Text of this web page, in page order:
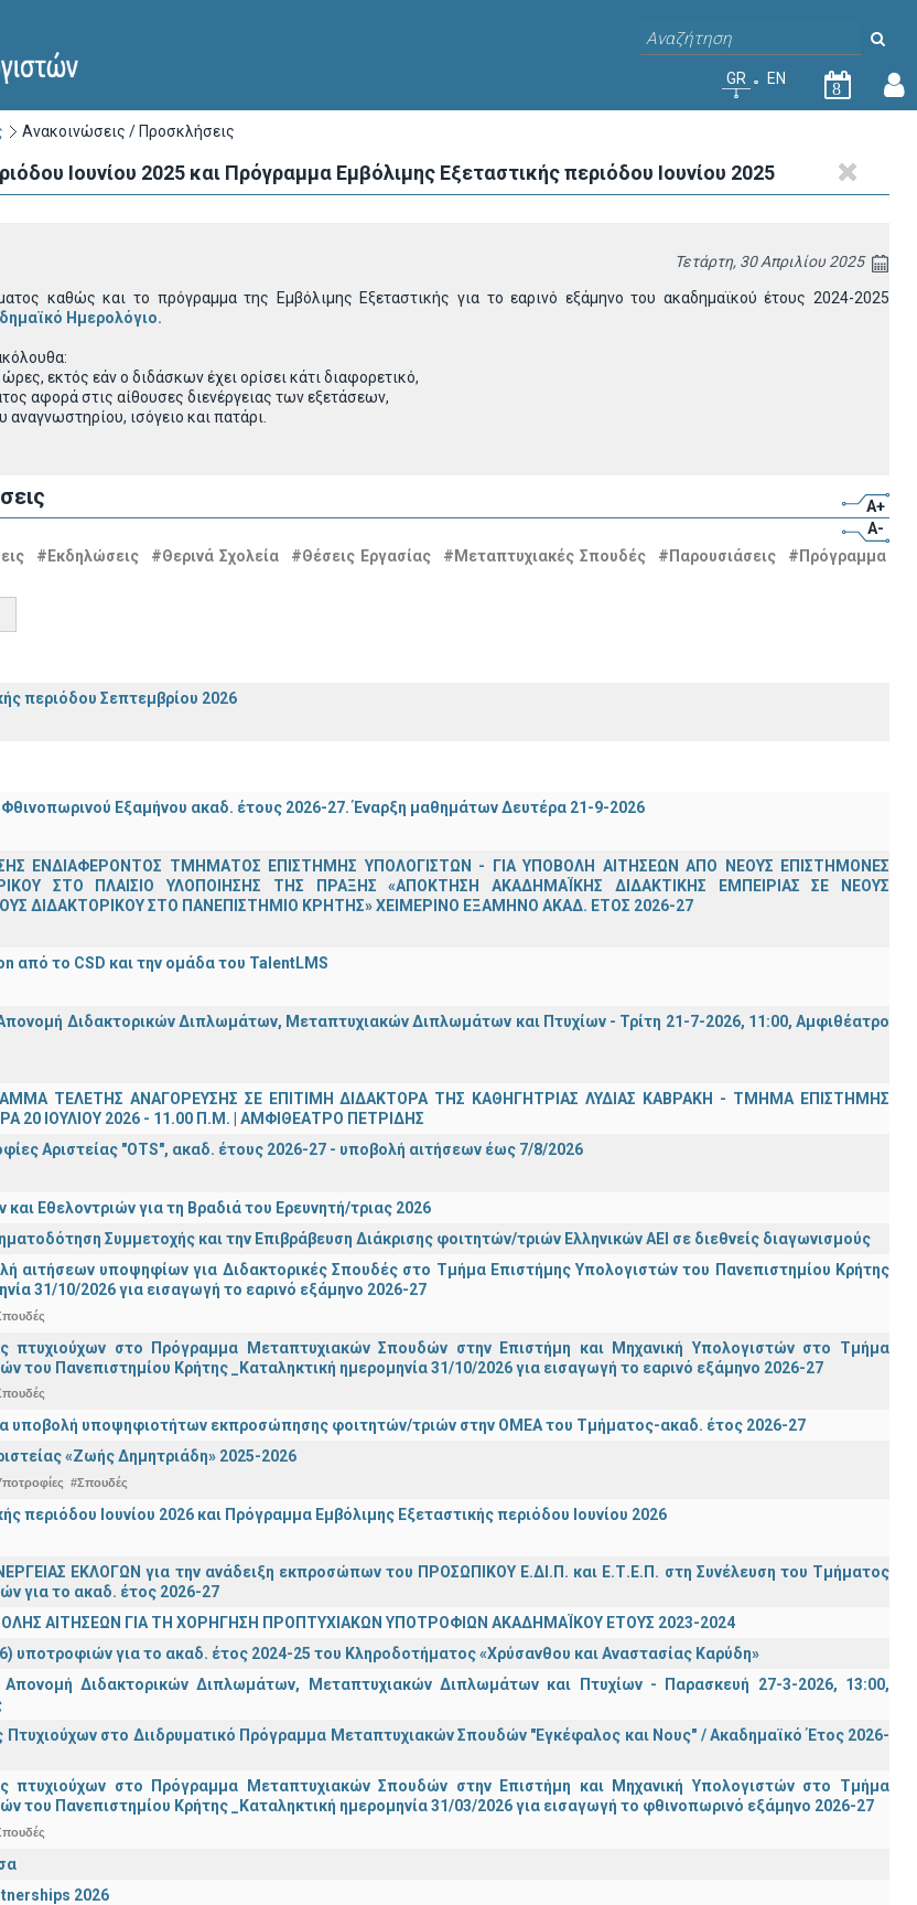
GR EN
8
Ανακοινώσεις / Προσκλήσεις
Ιουνίου 2025 και Πρόγραμμα Εμβόλιμης Εξεταστικής περιόδου Ιουνίου 2025
Τετάρτη, 30 Απριλίου 2025
καθώς και το πρόγραμμα της Εμβόλιμης Εξεταστικής για το εαρινό εξάμηνο του ακαδημαϊκού έτους 2024-2025
Ημερολόγιο.
εκτός εάν ο διδάσκων έχει ορίσει κάτι διαφορετικό,
αφορά στις αίθουσες διενέργειας των εξετάσεων,
ισόγειο και πατάρι.
A+
A-
#Εκδηλώσεις #Θερινά Σχολεία #Θέσεις Εργασίας #Μεταπτυχιακές Σπουδές #Παρουσιάσεις
#Πρόγραμμα
περιόδου Σεπτεμβρίου 2026
Εξαμήνου ακαδ. έτους 2026-27. Έναρξη μαθημάτων Δευτέρα 21-9-2026
ΕΝΔΙΑΦΕΡΟΝΤΟΣ ΤΜΗΜΑΤΟΣ ΕΠΙΣΤΗΜΗΣ ΥΠΟΛΟΓΙΣΤΩΝ - ΓΙΑ ΥΠΟΒΟΛΗ ΑΙΤΗΣΕΩΝ ΑΠΟ ΝΕΟΥΣ ΕΠΙΣΤΗΜΟΝΕΣ
ΣΤΟ ΠΛΑΙΣΙΟ ΥΛΟΠΟΙΗΣΗΣ ΤΗΣ ΠΡΑΞΗΣ «ΑΠΟΚΤΗΣΗ ΑΚΑΔΗΜΑΪΚΗΣ ΔΙΔΑΚΤΙΚΗΣ ΕΜΠΕΙΡΙΑΣ ΣΕ ΝΕΟΥΣ
ΔΙΔΑΚΤΟΡΙΚΟΥ ΣΤΟ ΠΑΝΕΠΙΣΤΗΜΙΟ ΚΡΗΤΗΣ» ΧΕΙΜΕΡΙΝΟ ΕΞΑΜΗΝΟ ΑΚΑΔ. ΕΤΟΣ 2026-27
από το CSD και την ομάδα του TalentLMS
Διδακτορικών Διπλωμάτων, Μεταπτυχιακών Διπλωμάτων και Πτυχίων - Τρίτη 21-7-2026, 11:00, Αμφιθέατρο
ΤΕΛΕΤΗΣ ΑΝΑΓΟΡΕΥΣΗΣ ΣΕ ΕΠΙΤΙΜΗ ΔΙΔΑΚΤΟΡΑ ΤΗΣ ΚΑΘΗΓΗΤΡΙΑΣ ΛΥΔΙΑΣ ΚΑΒΡΑΚΗ - ΤΜΗΜΑ ΕΠΙΣΤΗΜΗΣ
20 ΙΟΥΛΙΟΥ 2026 - 11.00 Π.Μ. | ΑΜΦΙΘΕΑΤΡΟ ΠΕΤΡΙΔΗΣ
Αριστείας "OTS", ακαδ. έτους 2026-27 - υποβολή αιτήσεων έως 7/8/2026
Εθελοντριών για τη Βραδιά του Ερευνητή/τριας 2026
Συμμετοχής και την Επιβράβευση Διάκρισης φοιτητών/τριών Ελληνικών ΑΕΙ σε διεθνείς διαγωνισμούς
αιτήσεων υποψηφίων για Διδακτορικές Σπουδές στο Τμήμα Eπιστήμης Υπολογιστών του Πανεπιστημίου Κρήτης
31/10/2026 για εισαγωγή το εαρινό εξάμηνο 2026-27
πτυχιούχων στo Πρόγραμμα Μεταπτυχιακών Σπουδών στην Επιστήμη και Μηχανική Υπολογιστών στο Τμήμα
του Πανεπιστημίου Κρήτης _Καταληκτική ημερομηνία 31/10/2026 για εισαγωγή το εαρινό εξάμηνο 2026-27
υποβολή υποψηφιοτήτων εκπροσώπησης φοιτητών/τριών στην ΟΜΕΑ του Τμήματος-ακαδ. έτος 2026-27
«Ζωής Δημητριάδη» 2025-2026
#Σπουδές
περιόδου Ιουνίου 2026 και Πρόγραμμα Εμβόλιμης Εξεταστικής περιόδου Ιουνίου 2026
ΕΚΛΟΓΩΝ για την ανάδειξη εκπροσώπων του ΠΡΟΣΩΠΙΚΟΥ Ε.ΔΙ.Π. και Ε.Τ.Ε.Π. στη Συνέλευση του Τμήματος
για το ακαδ. έτος 2026-27
ΑΙΤΗΣΕΩΝ ΓΙΑ ΤΗ ΧΟΡΗΓΗΣΗ ΠΡΟΠΤΥΧΙΑΚΩΝ ΥΠΟΤΡΟΦΙΩΝ ΑΚΑΔΗΜΑΪΚΟΥ ΕΤΟΥΣ 2023-2024
υποτροφιών για το ακαδ. έτος 2024-25 του Κληροδοτήματος «Χρύσανθου και Αναστασίας Καρύδη»
Διδακτορικών Διπλωμάτων, Μεταπτυχιακών Διπλωμάτων και Πτυχίων - Παρασκευή 27-3-2026, 13:00,
Πτυχιούχων στο Διιδρυματικό Πρόγραμμα Μεταπτυχιακών Σπουδών "Εγκέφαλος και Νους" / Ακαδημαϊκό Έτος 2026-
πτυχιούχων στo Πρόγραμμα Μεταπτυχιακών Σπουδών στην Επιστήμη και Μηχανική Υπολογιστών στο Τμήμα
του Πανεπιστημίου Κρήτης _Καταληκτική ημερομηνία 31/03/2026 για εισαγωγή το φθινοπωρινό εξάμηνο 2026-27
2026